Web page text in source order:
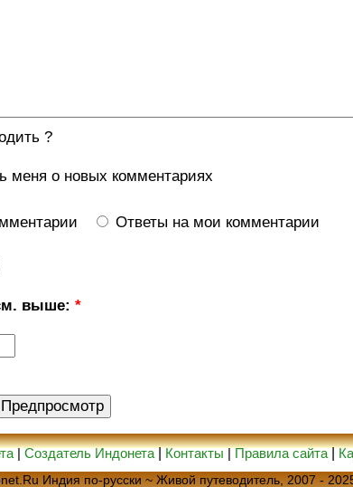
?
меня о новых комментариях
Ответы на мои комментарии
выше:*
|Создатель Индонета|Контакты|Правила сайта|
Индия по-русски ~ Живой путеводитель, 2007 -